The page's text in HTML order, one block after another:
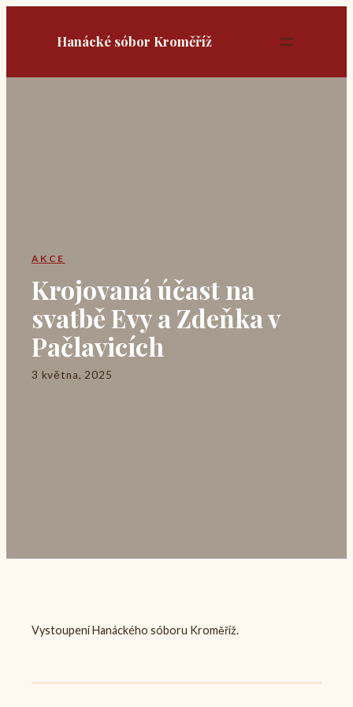
Hanácké sóbor Kroměříž
AKCE
Krojovaná účast na
svatbě Evy a Zdeňka v
Pačlavicích
3 května, 2025
Vystoupení Hanáckého sóboru Kroměříž.